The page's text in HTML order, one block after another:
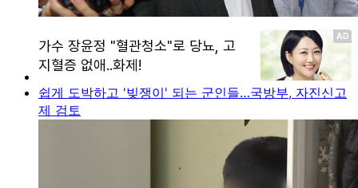
쉽게 도박하고 '빚쟁이' 되는 군인들…국방부, 자진신고
제 검토